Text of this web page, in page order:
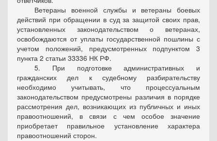
Ветераны военной службы и ветераны боевых
действий при обращении в суд за защитой своих прав,
установленных законодательством о ветеранах,
освобождаются от уплаты государственной пошлины с
учетом положений, предусмотренных подпунктом 3
пункта 2 статьи 33336 НК РФ.
5. При подготовке административных и
гражданских дел к судебному разбирательству
необходимо учитывать, что процессуальным
законодательством предусмотрены различия в порядке
рассмотрения дел, возникающих из публичных и иных
правоотношений, в связи с чем особое значение
приобретает правильное установление характера
правоотношений сторон.